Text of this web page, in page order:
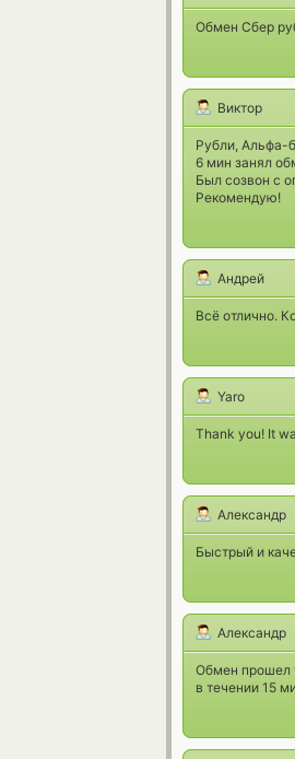
Обмен Сбер
Виктор
Рубли, Альфа-
6 мин занял
Был созвон с
Рекомендую!
Андрей
Всё отлично.
Yaro
Thank you! It
Александр
Быстрый и
Александр
Обмен прошел
в течении 15